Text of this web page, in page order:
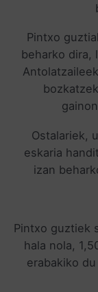
Pintxo
beharko dira,
Ostalariek,
eskaria
izan
Pintxo guztiek
hala nola,
erabakiko